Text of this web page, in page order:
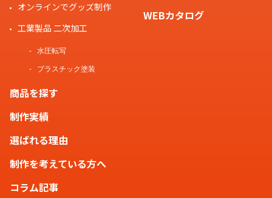
オンラインでグッズ制作
工業製品 二次加工
水圧転写
プラスチック塗装
商品を探す
制作実績
選ばれる理由
制作を考えている方へ
コラム記事
WEBカタログ